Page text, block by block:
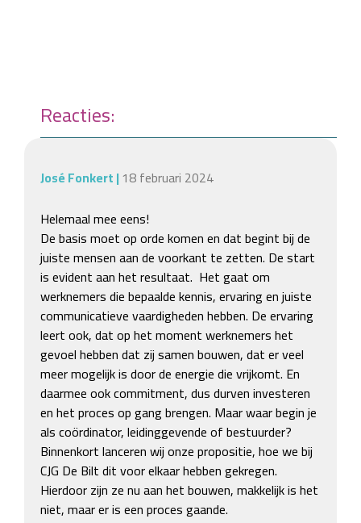
Reacties:
José Fonkert|18 februari 2024
Helemaal mee eens!
De basis moet op orde komen en dat begint bij de
juiste mensen aan de voorkant te zetten. De start
is evident aan het resultaat.  Het gaat om
werknemers die bepaalde kennis, ervaring en juiste
communicatieve vaardigheden hebben. De ervaring
leert ook, dat op het moment werknemers het
gevoel hebben dat zij samen bouwen, dat er veel
meer mogelijk is door de energie die vrijkomt. En
daarmee ook commitment, dus durven investeren
en het proces op gang brengen. Maar waar begin je
als coördinator, leidinggevende of bestuurder?
Binnenkort lanceren wij onze propositie, hoe we bij
CJG De Bilt dit voor elkaar hebben gekregen.
Hierdoor zijn ze nu aan het bouwen, makkelijk is het
niet, maar er is een proces gaande.